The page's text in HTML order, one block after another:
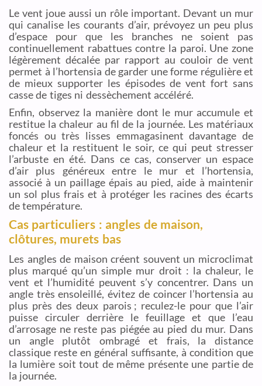
Le vent joue aussi un rôle important. Devant un mur
qui canalise les courants d’air, prévoyez un peu plus
d’espace pour que les branches ne soient pas
continuellement rabattues contre la paroi. Une zone
légèrement décalée par rapport au couloir de vent
permet à l’hortensia de garder une forme régulière et
de mieux supporter les épisodes de vent fort sans
casse de tiges ni dessèchement accéléré.
Enfin, observez la manière dont le mur accumule et
restitue la chaleur au fil de la journée. Les matériaux
foncés ou très lisses emmagasinent davantage de
chaleur et la restituent le soir, ce qui peut stresser
l’arbuste en été. Dans ce cas, conserver un espace
d’air plus généreux entre le mur et l’hortensia,
associé à un paillage épais au pied, aide à maintenir
un sol plus frais et à protéger les racines des écarts
de température.
Cas particuliers : angles de maison,
clôtures, murets bas
Les angles de maison créent souvent un microclimat
plus marqué qu’un simple mur droit : la chaleur, le
vent et l’humidité peuvent s’y concentrer. Dans un
angle très ensoleillé, évitez de coincer l’hortensia au
plus près des deux parois ; reculez-le pour que l’air
puisse circuler derrière le feuillage et que l’eau
d’arrosage ne reste pas piégée au pied du mur. Dans
un angle plutôt ombragé et frais, la distance
classique reste en général suffisante, à condition que
la lumière soit tout de même présente une partie de
la journée.